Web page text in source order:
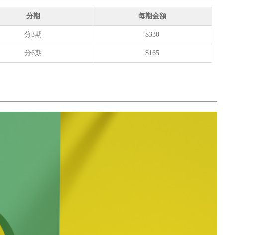
分期 每期金額
分3期 $330
分6期 $165